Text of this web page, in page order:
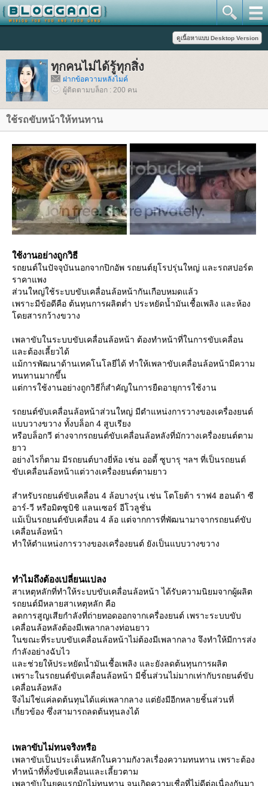
ทุกคนไม่ได้รู้ทุกสิ่ง
ฝากข้อความหลังไมค์
ผู้ติดตามบล็อก : 200 คน
ช้รถขับหน้าให้ทนทาน
ช้งานอย่างถูกวิธี
รถยนต์ในปัจจุบันนอกจากปิกอัพ รถยนต์ยุโรปรุ่นใหญ่ และรถสปอร์ต
ราคาแพง
ส่วนใหญ่ใช้ระบบขับเคลื่อนล้อหน้ากันเกือบหมดแล้ว
เพราะมีข้อดีคือ ต้นทุนการผลิตต่ำ ประหยัดน้ำมันเชื้อเพลิง และห้อง
ดยสารกว้างขวาง
เพลาขับในระบบขับเคลื่อนล้อหน้า ต้องทำหน้าที่ในการขับเคลื่อน
ละต้องเลี้ยวได้
ม้การพัฒนาด้านเทคโนโลยีได้ ทำให้เพลาขับเคลื่อนล้อหน้ามีความ
ทนทานมากขึ้น
ต่การใช้งานอย่างถูกวิธีก็สำคัญในการยืดอายุการใช้งาน
รถยนต์ขับเคลื่อนล้อหน้าส่วนใหญ่ มีตำแหน่งการวางของเครื่องยนต์
บบวางขวาง ทั้งบล็อก 4 สูบเรียง
หรือบล็อกวี ต่างจากรถยนต์ขับเคลื่อนล้อหลังที่มักวางเครื่องยนต์ตาม
าว
อย่างไรก็ตาม มีรถยนต์บางยี่ห้อ เช่น ออดี้ ซูบารุ ฯลฯ ที่เป็นรถยนต์
ขับเคลื่อนล้อหน้าแต่วางเครื่องยนต์ตามยาว
สำหรับรถยนต์ขับเคลื่อน 4 ล้อบางรุ่น เช่น โตโยต้า ราฟ4 ฮอนด้า ซี
อาร์-วี หรือมิตซูบิชิ แลนเซอร์ อีโวลูชั่น
ม้เป็นรถยนต์ขับเคลื่อน 4 ล้อ แต่จากการที่พัฒนามาจากรถยนต์ขับ
เคลื่อนล้อหน้า
ทำให้ตำแหน่งการวางของเครื่องยนต์ ยังเป็นแบบวางขวาง
ทำไมถึงต้องเปลี่ยนแปลง
สาเหตุหลักที่ทำให้ระบบขับเคลื่อนล้อหน้า ได้รับความนิยมจากผู้ผลิต
รถยนต์มีหลายสาเหตุหลัก คือ
ลดการสูญเสียกำลังที่ถ่ายทอดออกจากเครื่องยนต์ เพราะระบบขับ
เคลื่อนล้อหลังต้องมีเพลากลางท่อนยาว
นขณะที่ระบบขับเคลื่อนล้อหน้าไม่ต้องมีเพลากลาง จึงทำให้มีการส่ง
กำลังอย่างฉับไว
ละช่วยให้ประหยัดน้ำมันเชื้อเพลิง และยังลดต้นทุนการผลิต
เพราะในรถยนต์ขับเคลื่อนล้อหน้า มีชิ้นส่วนไม่มากเท่ากับรถยนต์ขับ
เคลื่อนล้อหลัง
จึงไม่ใช่แค่ลดต้นทุนได้แค่เพลากลาง แต่ยังมีอีกหลายชิ้นส่วนที่
เกี่ยวข้อง ซึ่งสามารถลดต้นทุนลงได้
เพลาขับไม่ทนจริงหรือ
เพลาขับเป็นประเด็นหลักในความกังวลเรื่องความทนทาน เพราะต้อง
ทำหน้าที่ทั้งขับเคลื่อนและเลี้ยวตาม
เพลาขับในยุคแรกมักไม่ทนทาน จนเกิดความเชื่อที่ไม่ดีต่อเนื่องกันมา